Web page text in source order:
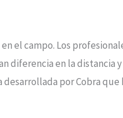
el campo. Los
diferencia en la distancia
por Cobra que